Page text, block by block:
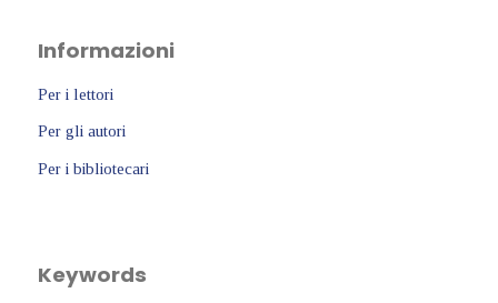
Informazioni
Per i lettori
Per gli autori
Per i bibliotecari
Keywords